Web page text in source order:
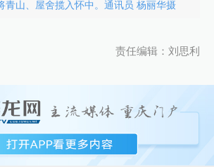
青山、屋舍揽入怀中。通讯员 杨丽华摄
责任编辑：刘思利